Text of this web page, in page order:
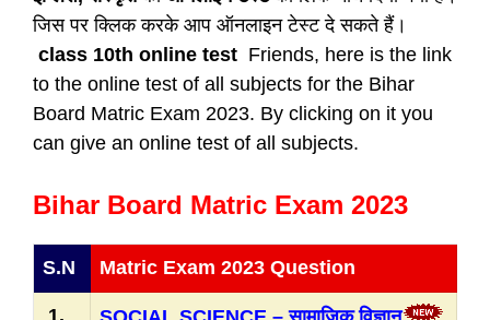
जिस पर क्लिक करके आप ऑनलाइन टेस्ट दे सकते हैं।
class 10th online test Friends, here is the link
to the online test of all subjects for the Bihar
Board Matric Exam 2023. By clicking on it you
can give an online test of all subjects.
Bihar Board Matric Exam 2023
S.N Matric Exam 2023 Question
1.